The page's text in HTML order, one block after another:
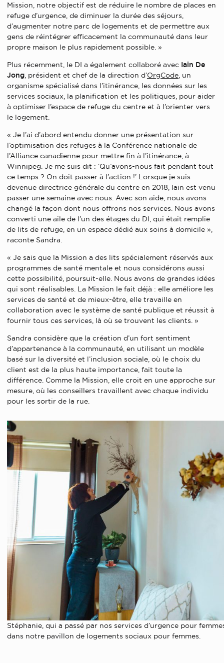
Mission, notre objectif est de réduire le nombre de places en
refuge d’urgence, de diminuer la durée des séjours,
d’augmenter notre parc de logements et de permettre aux
gens de réintégrer efficacement la communauté dans leur
propre maison le plus rapidement possible. »
Plus récemment, le DI a également collaboré avec Iain De
Jong, président et chef de la direction d’OrgCode, un
organisme spécialisé dans l’itinérance, les données sur les
services sociaux, la planification et les politiques, pour aider
à optimiser l’espace de refuge du centre et à l’orienter vers
le logement.
« Je l’ai d’abord entendu donner une présentation sur
l’optimisation des refuges à la Conférence nationale de
l’Alliance canadienne pour mettre fin à l’itinérance, à
Winnipeg. Je me suis dit : ‘Qu’avons-nous fait pendant tout
ce temps ? On doit passer à l’action !’ Lorsque je suis
devenue directrice générale du centre en 2018, Iain est venu
passer une semaine avec nous. Avec son aide, nous avons
changé la façon dont nous offrons nos services. Nous avons
converti une aile de l’un des étages du DI, qui était remplie
de lits de refuge, en un espace dédié aux soins à domicile »,
raconte Sandra.
« Je sais que la Mission a des lits spécialement réservés aux
programmes de santé mentale et nous considérons aussi
cette possibilité, poursuit-elle. Nous avons de grandes idées
qui sont réalisables. La Mission le fait déjà : elle améliore les
services de santé et de mieux-être, elle travaille en
collaboration avec le système de santé publique et réussit à
fournir tous ces services, là où se trouvent les clients. »
Sandra considère que la création d’un fort sentiment
d’appartenance à la communauté, en utilisant un modèle
basé sur la diversité et l’inclusion sociale, où le choix du
client est de la plus haute importance, fait toute la
différence. Comme la Mission, elle croit en une approche sur
mesure, où les conseillers travaillent avec chaque individu
pour les sortir de la rue.
Stéphanie, qui a passé par nos services d’urgence pour
dans notre pavillon de logements sociaux pour femmes.